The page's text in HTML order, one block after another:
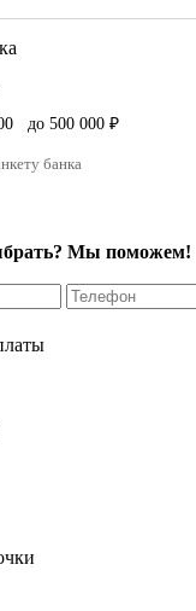
до 500 000 ₽
банка
Мы поможем!